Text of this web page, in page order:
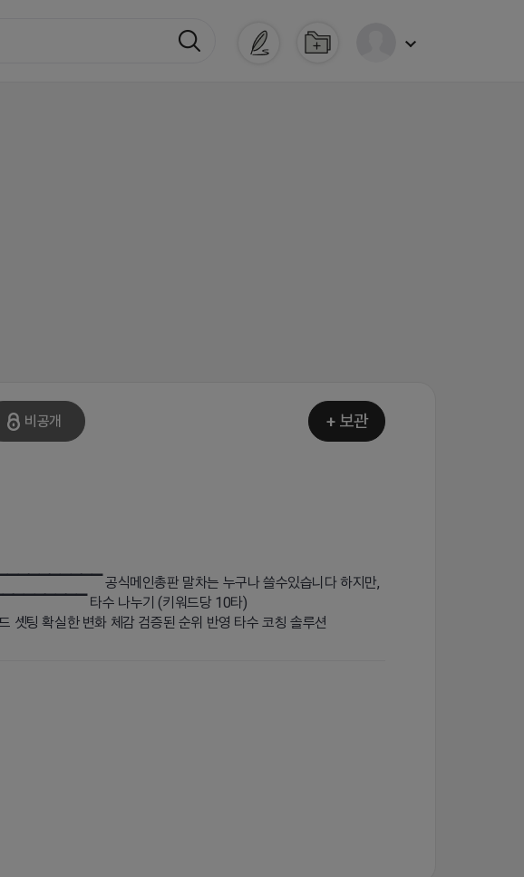
비공개 + 보관
공식메인총판 말차는 누구나 쓸수있습니다 하지만,
타수 나누기 (키워드당 10타)
확실한 변화 체감 검증된 순위 반영 타수 코칭 솔루션